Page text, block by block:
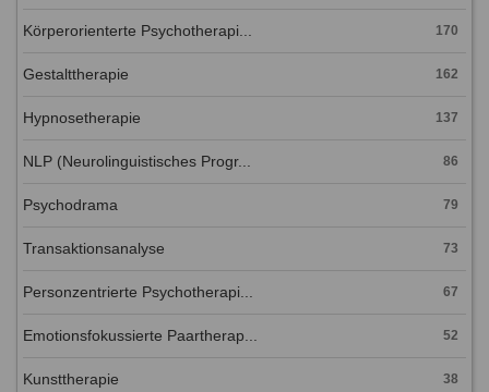
Körperorienterte Psychotherapi... 170
Gestalttherapie 162
Hypnosetherapie 137
NLP (Neurolinguistisches Progr... 86
Psychodrama 79
Transaktionsanalyse 73
Personzentrierte Psychotherapi... 67
Emotionsfokussierte Paartherap... 52
Kunsttherapie 38